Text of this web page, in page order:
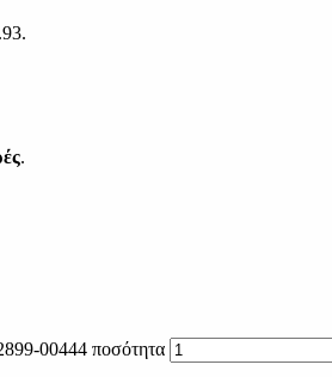
.
00444 ποσότητα